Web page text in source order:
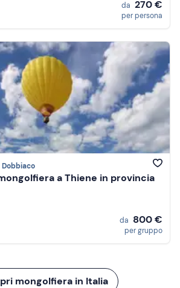
da 270 €
per persona
Dobbiaco
a Thiene in provincia
da 800 €
per gruppo
mongolfiera in Italia